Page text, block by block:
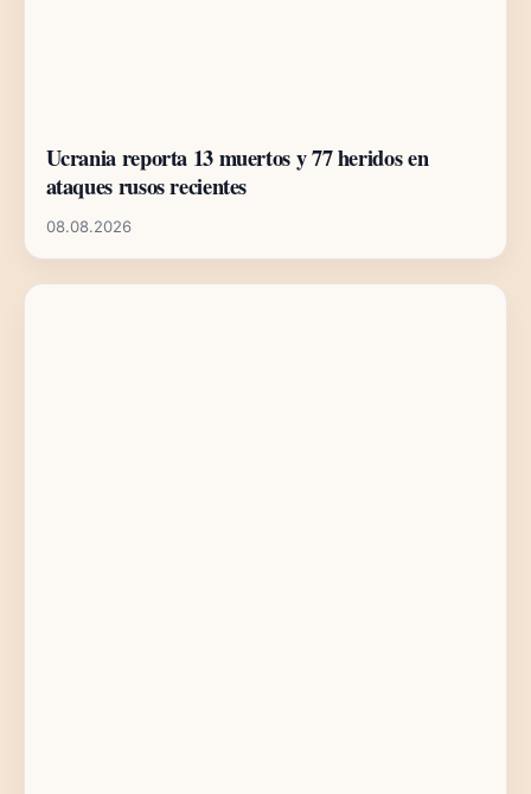
Ucrania reporta 13 muertos y 77 heridos en
ataques rusos recientes
08.08.2026